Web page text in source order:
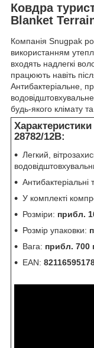
Ковдра
Blanket
Компанія Snugpak
використанням
входять надлегкі
працюють навіть
Антибактеріальне,
будь-якого клімату
28782/12B:
Легкий,
Антибактеріальні
У комплекті
Розміри: прибл.
Розмір упаковки:
Вага: прибл. 700
EAN: